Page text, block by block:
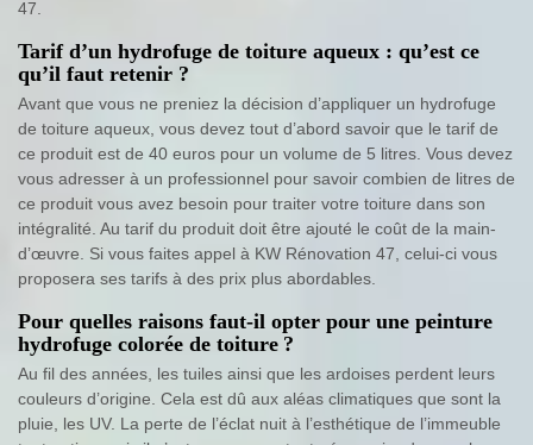
47.
Tarif d’un hydrofuge de toiture aqueux : qu’est ce
qu’il faut retenir ?
Avant que vous ne preniez la décision d’appliquer un hydrofuge
de toiture aqueux, vous devez tout d’abord savoir que le tarif de
ce produit est de 40 euros pour un volume de 5 litres. Vous devez
vous adresser à un professionnel pour savoir combien de litres de
ce produit vous avez besoin pour traiter votre toiture dans son
intégralité. Au tarif du produit doit être ajouté le coût de la main-
d’œuvre. Si vous faites appel à KW Rénovation 47, celui-ci vous
proposera ses tarifs à des prix plus abordables.
Pour quelles raisons faut-il opter pour une peinture
hydrofuge colorée de toiture ?
Au fil des années, les tuiles ainsi que les ardoises perdent leurs
couleurs d’origine. Cela est dû aux aléas climatiques que sont la
pluie, les UV. La perte de l’éclat nuit à l’esthétique de l’immeuble